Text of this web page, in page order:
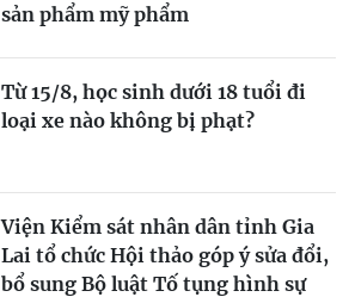
sản phẩm mỹ phẩm
Từ 15/8, học sinh dưới 18 tuổi đi
loại xe nào không bị phạt?
Viện Kiểm sát nhân dân tỉnh Gia
Lai tổ chức Hội thảo góp ý sửa đổi,
bổ sung Bộ luật Tố tụng hình sự